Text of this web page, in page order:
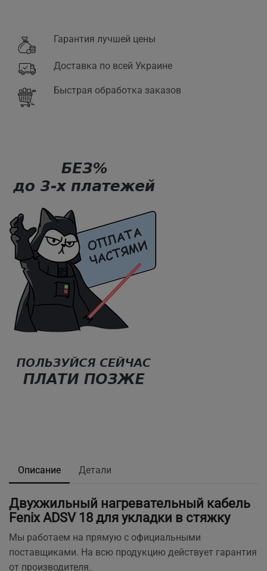
Гарантия лучшей цены
Доставка по всей Украине
Быстрая обработка заказов
Описание Детали
Двухжильный нагревательный кабель
Fenix ADSV 18 для укладки в стяжку
Мы работаем на прямую с официальными
поставщиками. На всю продукцию действует гарантия
от производителя.